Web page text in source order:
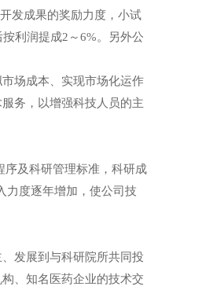
发成果的奖励力度，小试
利润提成2～6%。另外公
场成本、实现市场化运作
务，以增强科技人员的主
及科研管理标准，科研成
力度逐年增加，使公司技
发展到与科研院所共同投
、知名医药企业的技术交